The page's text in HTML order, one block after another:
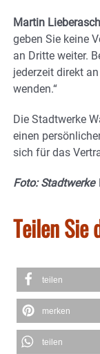
Martin Lieberasch
geben Sie keine
an Dritte weiter.
jederzeit direkt
wenden.“
Die Stadtwerke
einen
sich für das
Foto: Stadtwerke
Teilen Sie
teilen
merken
teilen